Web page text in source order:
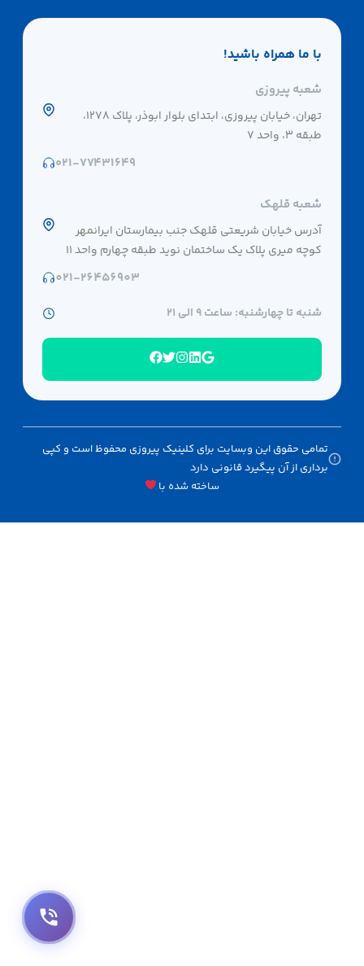
با ما همراه باشید!
شعبه پیروزی
تهران، خیابان پیروزی، ابتدای بلوار ابوذر، پلاک 1278،
طبقه 3، واحد 7
۰۲۱-۷۷۴۳۱۶۴۹
شعبه قلهک
آدرس خیابان شریعتی قلهک جنب بیمارستان ایرانمهر
کوچه میری پلاک یک ساختمان نوید طبقه چهارم واحد ۱۱
021-26456903
شنبه تا چهارشنبه: ساعت 9 الی ۲۱
تمامی حقوق این وبسایت برای کلینیک پیروزی محفوظ است و کپی
برداری از آن پیگیرد قانونی دارد
ساخته شده با